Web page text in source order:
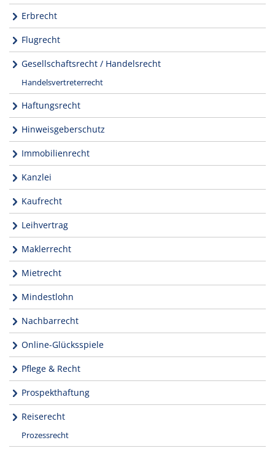
Erbrecht
Flugrecht
Gesellschaftsrecht / Handelsrecht
Handelsvertreterrecht
Haftungsrecht
Hinweisgeberschutz
Immobilienrecht
Kanzlei
Kaufrecht
Leihvertrag
Maklerrecht
Mietrecht
Mindestlohn
Nachbarrecht
Online-Glücksspiele
Pflege & Recht
Prospekthaftung
Reiserecht
Prozessrecht